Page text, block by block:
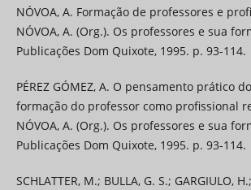
NÓVOA, A. Formação de professores e
NÓVOA, A. (Org.). Os professores e sua
Publicações Dom Quixote, 1995. p. 93-114.
PÉREZ GÓMEZ, A. O pensamento prático
formação do professor como profissional
NÓVOA, A. (Org.). Os professores e sua
Publicações Dom Quixote, 1995. p. 93-114.
SCHLATTER, M.; BULLA, G. S.; GARGIULO,